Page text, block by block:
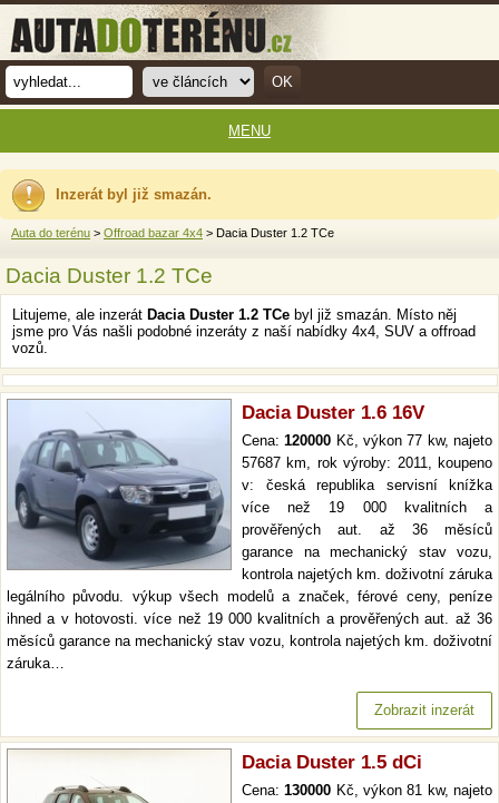
Inzerát byl již smazán.
Auta do terénu > Offroad bazar 4x4 > Dacia Duster 1.2 TCe
Dacia Duster 1.2 TCe
Litujeme, ale inzerát Dacia Duster 1.2 TCe byl již smazán. Místo něj
jsme pro Vás našli podobné inzeráty z naší nabídky 4x4, SUV a offroad
vozů.
Dacia Duster 1.6 16V
Cena:120000 Kč, výkon 77 kw, najeto
57687 km, rok výroby: 2011, koupeno
v: česká republika servisní knížka
více než 19 000 kvalitních a
prověřených aut. až 36 měsíců
garance na mechanický stav vozu,
kontrola najetých km. doživotní záruka
legálního původu. výkup všech modelů a značek, férové ceny, peníze
ihned a v hotovosti. více než 19 000 kvalitních a prověřených aut. až 36
měsíců garance na mechanický stav vozu, kontrola najetých km. doživotní
záruka…
Zobrazit inzerát
Dacia Duster 1.5 dCi
Cena:130000 Kč, výkon 81 kw, najeto
MENU